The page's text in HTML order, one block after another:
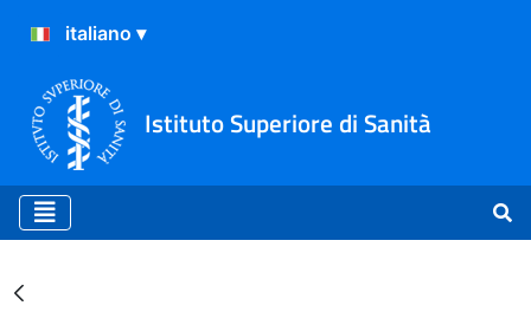
Istituto Superiore di Sanità